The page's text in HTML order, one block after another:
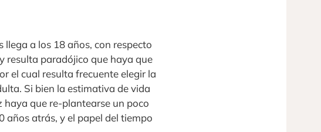
a los 18 años, con respecto
resulta paradójico que haya que
el cual resulta frecuente elegir la
Si bien la estimativa de vida
que re-plantearse un poco
años atrás, y el papel del tiempo